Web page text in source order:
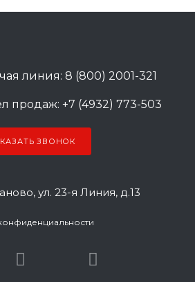
линия: 8 (800) 2001-321
продаж: +7 (4932) 773-503
ЗВОНОК
ул. 23-я Линия, д.13